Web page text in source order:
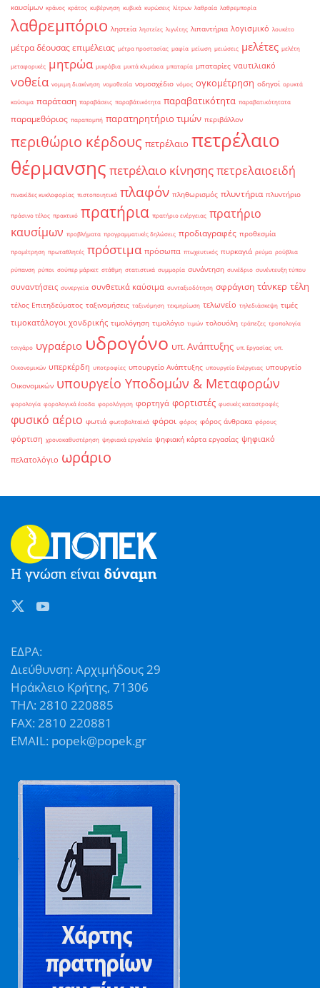
καυσίμων κράνος κράτος κυβέρνηση κυβικά κυρώσεις λίτρων λαθραία λαθρεμπορία
λαθρεμπόριο ληστεία ληστείες λιγνίτης λιπαντήρια λογισμικό λουκέτο
μέτρα δέουσας επιμέλειας μέτρα προστασίας μαφία μείωση μειώσεις μελέτες μελέτη
μεταφορικές μητρώα μικρόβια μικτά κλιμάκια μπαταρία μπαταρίες ναυτιλιακό
νοθεία νομιμη διακίνηση νομοθεσία νομοσχέδιο νόμος ογκομέτρηση οδηγοί ορυκτά
καύσιμα παράταση παραβάσεις παραβάτικότητα παραβατικότητα παραβατικότητατα
παραμεθόριος παραπομπή παρατηρητήριο τιμών περιβάλλον
περιθώριο κέρδους πετρέλαιο πετρέλαιο
θέρμανσης πετρέλαιο κίνησηςπετρελαιοειδή
πινακίδες κυκλοφορίας πιστοποιητικά πλαφόν πληθωρισμός πλυντήρια πλυντήριο
πράσινο τέλος πρακτικό πρατήρια πρατήριο ενέργειας πρατήριο
καυσίμων προβλήματα προγραμματικές δηλώσεις προδιαγραφές προθεσμία
προμέτρηση πρωταθλητές πρόστιμα πρόσωπα πτωχευτικός πυρκαγιά ρεύμα ρούβλια
ρύπανση ρύποι σούπερ μάρκετ στάθμη στατιστικά συμμορία συνάντηση συνέδριο συνέντευξη τύπου
συναντήσεις συνεργεία συνθετικά καύσιμα συνταξιοδότηση σφράγιση τάνκερ τέλη
τέλος Επιτηδεύματος ταξινομήσεις ταξινόμηση τεκμηρίωση τελωνείο τηλεδιάσκεψη τιμές
τιμοκατάλογοι χονδρικής τιμολόγηση τιμολόγιο τιμών τολουόλη τράπεζες τροπολογία
τσιγάρο υγραέριο υδρογόνο υπ. Ανάπτυξης υπ. Εργασίας υπ.
Οικονομικών υπερκέρδη υποτροφίες υπουργείο Ανάπτυξης υπουργείο Ενέργειας υπουργείο
Οικονομικών υπουργείο Υποδομών & Μεταφορών
φορολογία φορολογικά έσοδα φορολόγηση φορτηγά φορτιστές φυσικές καταστροφές
φυσικό αέριο φωτιά φωτοβολταϊκά φόροι φόρος φόρος άνθρακα φόρους
φόρτιση χρονοκαθυστέρηση ψηφιακά εργαλεία ψηφιακή κάρτα εργασίας ψηφιακό
πελατολόγιο ωράριο
ΕΔΡΑ:
Διεύθυνση: Αρχιμήδους 29
Ηράκλειο Κρήτης, 71306
ΤΗΛ: 2810 220885
FAX: 2810 220881
EMAIL: popek@popek.gr